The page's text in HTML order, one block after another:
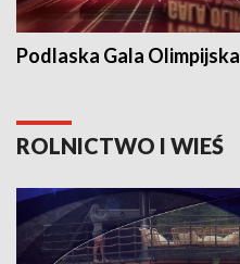
Podlaska Gala Olimpijska
ROLNICTWO I WIEŚ